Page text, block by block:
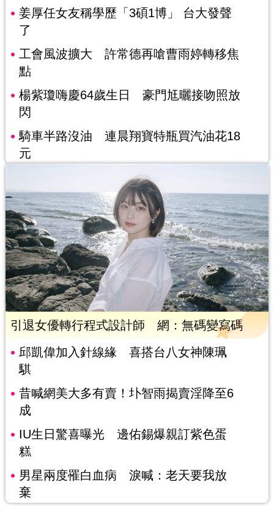
姜厚任女友稱學歷「3碩1博」 台大發聲
了
工會風波擴大 許常德再嗆曹雨婷轉移焦
點
楊紫瓊嗨慶64歲生日 豪門尪曬接吻照放
閃
騎車半路沒油 連晨翔寶特瓶買汽油花18
元
引退女優轉行程式設計師 網：無碼變寫碼
邱凱偉加入針線緣 喜搭台八女神陳珮
騏
昔喊網美大多有賣！圤智雨揭賣淫降至6
成
IU生日驚喜曝光 邊佑錫爆親訂紫色蛋
糕
男星兩度罹白血病 淚喊：老天要我放
棄